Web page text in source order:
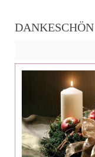
DANKESCHÖN